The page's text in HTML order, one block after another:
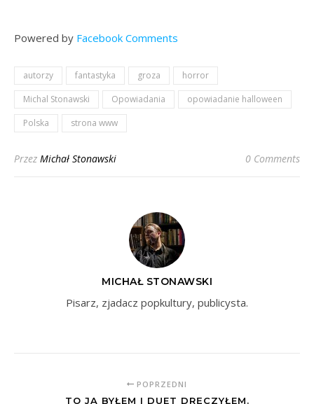
Powered by Facebook Comments
autorzy fantastyka groza
horror
Michal Stonawski
Opowiadania
opowiadanie halloween
Polska
strona www
Przez Michał Stonawski 0 Comments
MICHAŁ STONAWSKI
Pisarz, zjadacz popkultury, publicysta.
POPRZEDNI
TO JA BYŁEM I DUET DRĘCZYŁEM.